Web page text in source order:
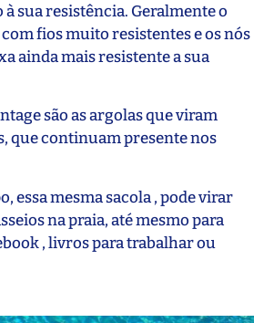
sua resistência. Geralmente o
fios muito resistentes e os nós
ainda mais resistente a sua
são as argolas que viram
que continuam presente nos
essa mesma sacola , pode virar
na praia, até mesmo para
, livros para trabalhar ou